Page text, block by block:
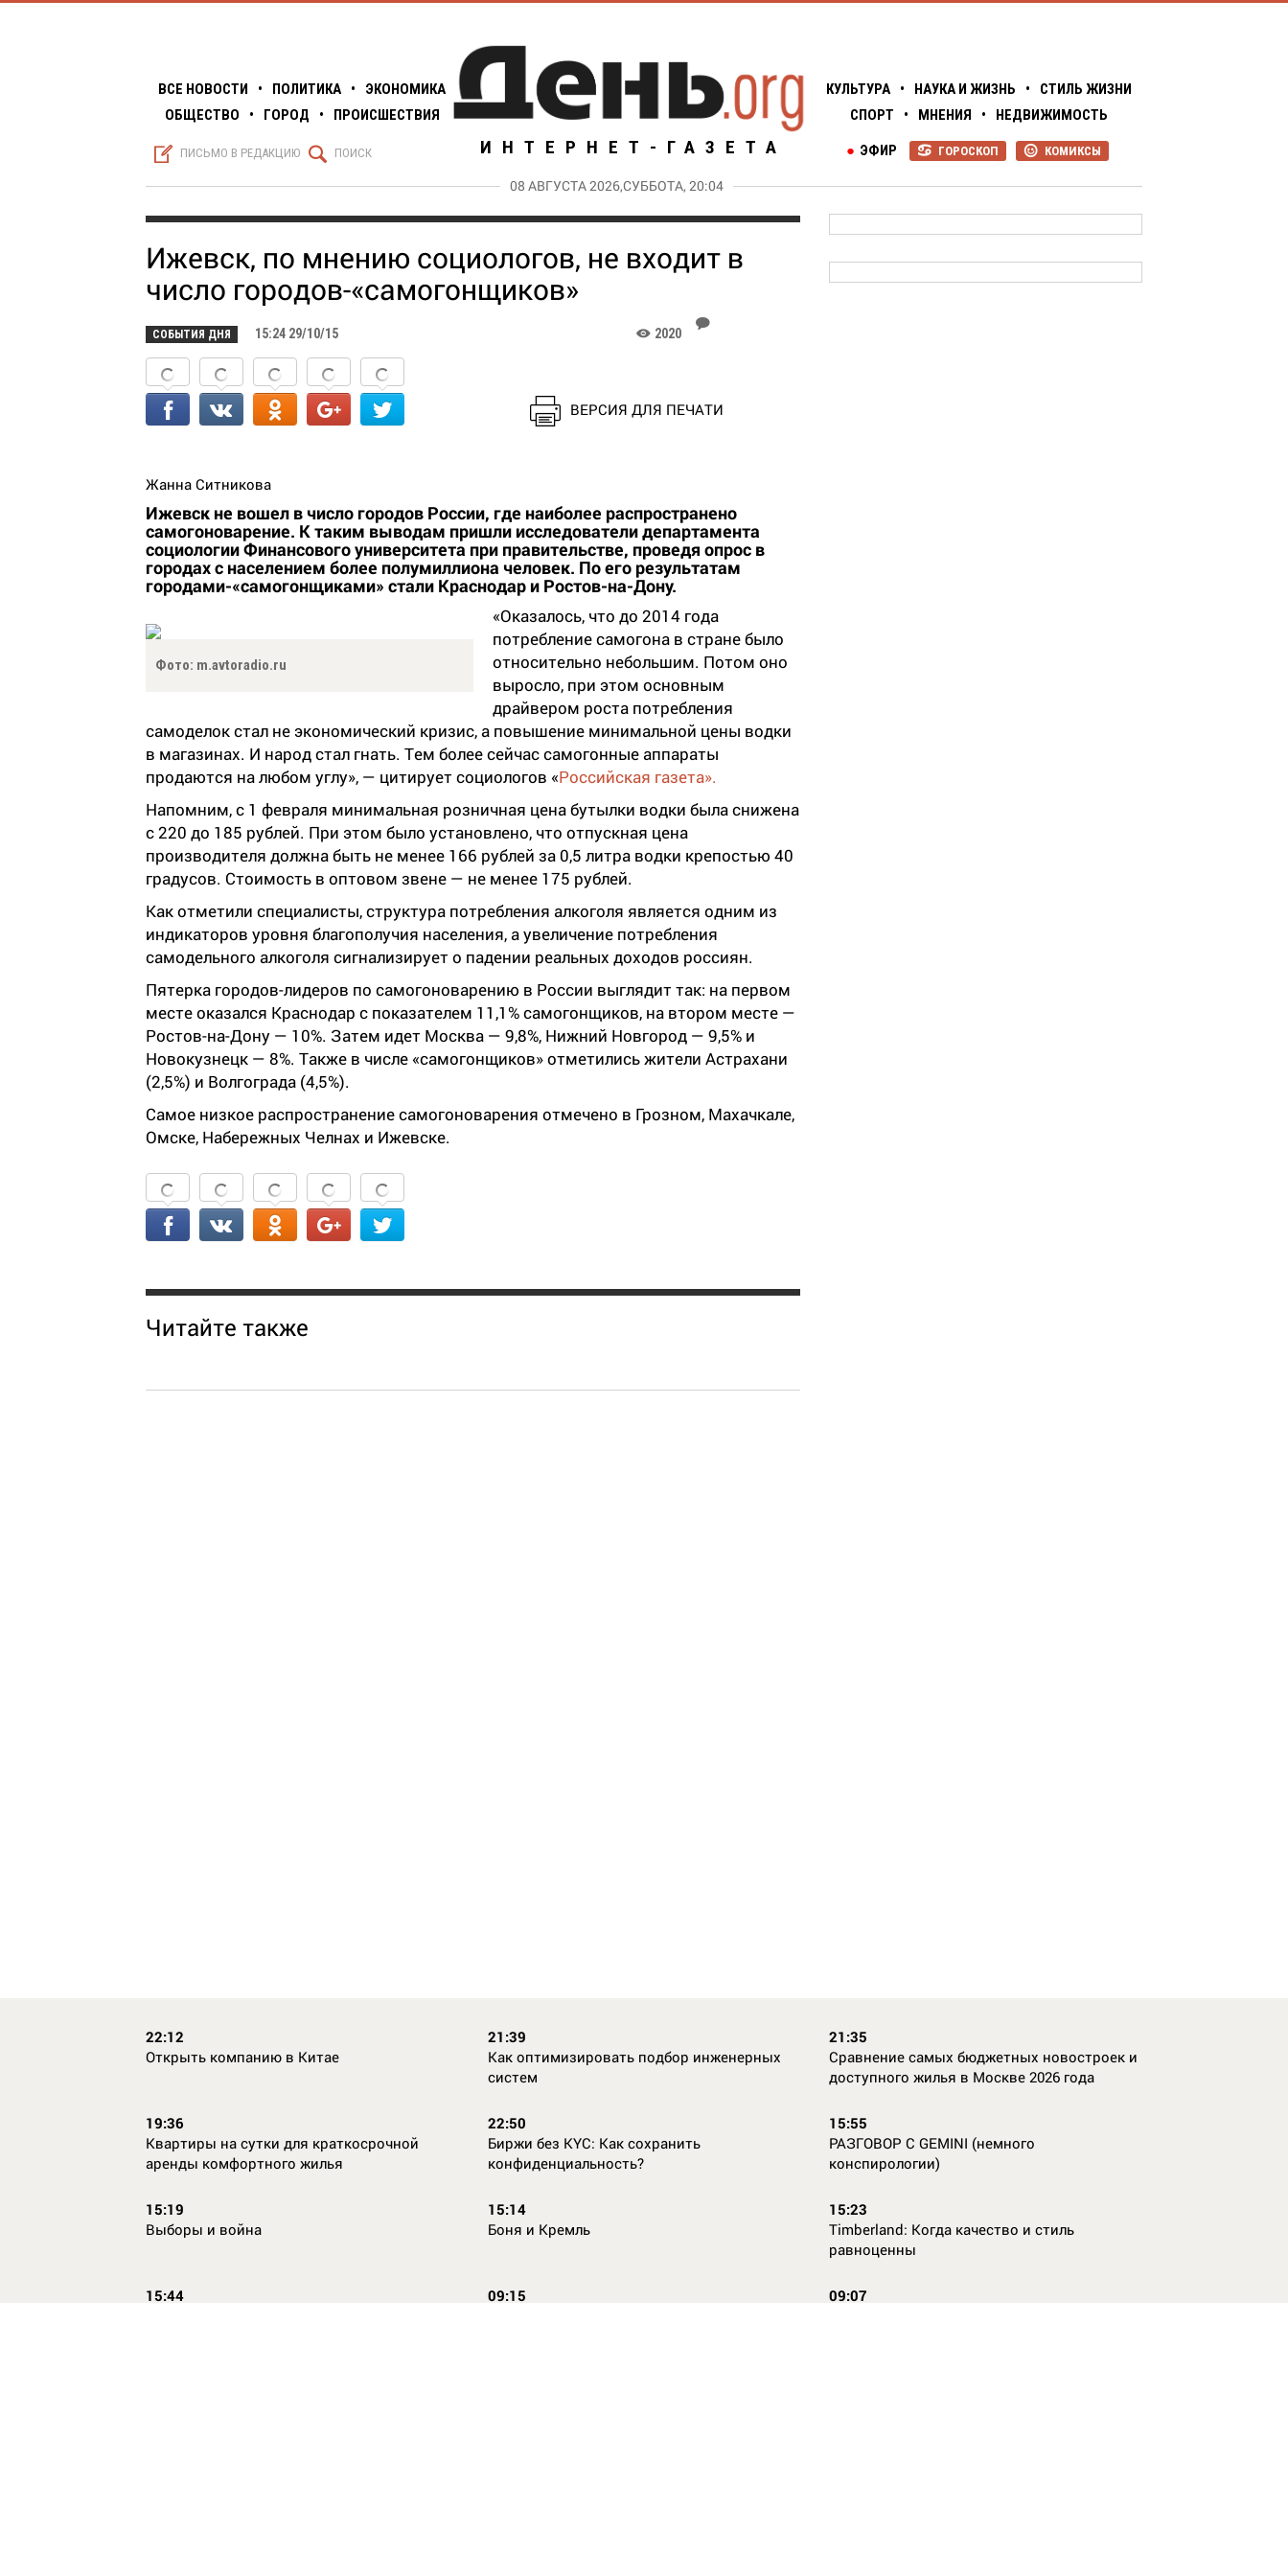
ВСЕ НОВОСТИ • ПОЛИТИКА •
ЭКОНОМИКА
ОБЩЕСТВО
• ГОРОД • ПРОИСШЕСТВИЯ
S ПИСЬМО В РЕДАКЦИЮ Q ПОИСК ИНТЕРНЕТ-ГАЗЕТА
КУЛЬТУРА • НАУКА И ЖИЗНЬ •
СТИЛЬ ЖИЗНИ
СПОРТ
• МНЕНИЯ • НЕДВИЖИМОСТЬ
P КОМИКСЫ
R ГОРОСКОП
● ЭФИР
08 АВГУСТА 2026,СУББОТА, 20:04
Ижевск, по мнению социологов, не входит в
число городов-«самогонщиков»
СОБЫТИЯ ДНЯ 15:24 29/10/15 K 2020
J
ВЕРСИЯ ДЛЯ ПЕЧАТИ
Жанна Ситникова
Ижевск не вошел в число городов России, где наиболее распространено
самогоноварение. К таким выводам пришли исследователи департамента
социологии Финансового университета при правительстве, проведя опрос в
городах с населением более полумиллиона человек. По его результатам
городами-«самогонщиками» стали Краснодар и Ростов-на-Дону.
Фото: m.avtoradio.ru
«Оказалось, что до 2014 года
потребление самогона в стране было
относительно небольшим. Потом оно
выросло, при этом основным
драйвером роста потребления
самоделок стал не экономический кризис, а повышение минимальной цены водки
в магазинах. И народ стал гнать. Тем более сейчас самогонные аппараты
продаются на любом углу», — цитирует социологов «Российская газета».
Напомним, с 1 февраля минимальная розничная цена бутылки водки была снижена
с 220 до 185 рублей. При этом было установлено, что отпускная цена
производителя должна быть не менее 166 рублей за 0,5 литра водки крепостью 40
градусов. Стоимость в оптовом звене — не менее 175 рублей.
Как отметили специалисты, структура потребления алкоголя является одним из
индикаторов уровня благополучия населения, а увеличение потребления
самодельного алкоголя сигнализирует о падении реальных доходов россиян.
Пятерка городов-лидеров по самогоноварению в России выглядит так: на первом
месте оказался Краснодар с показателем 11,1% самогонщиков, на втором месте —
Ростов-на-Дону — 10%. Затем идет Москва — 9,8%, Нижний Новгород — 9,5% и
Новокузнецк — 8%. Также в числе «самогонщиков» отметились жители Астрахани
(2,5%) и Волгограда (4,5%).
Самое низкое распространение самогоноварения отмечено в Грозном, Махачкале,
Омске, Набережных Челнах и Ижевске.
Читайте также
22:12
Открыть компанию в Китае
21:39
Как оптимизировать подбор инженерных
систем
21:35
Сравнение самых бюджетных новостроек и
доступного жилья в Москве 2026 года
19:36
Квартиры на сутки для краткосрочной
аренды комфортного жилья
22:50
Биржи без KYC: Как сохранить
конфиденциальность?
15:55
РАЗГОВОР С GEMINI (немного
конспирологии)
15:19
Выборы и война
15:14
Боня и Кремль
15:23
Timberland: Когда качество и стиль
равноценны
15:44
09:15
09:07